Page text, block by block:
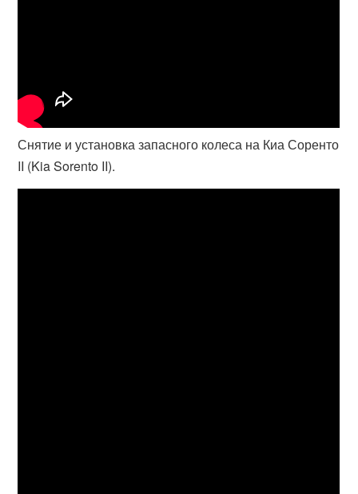
Снятие и установка запасного колеса на Киа Соренто
II (Kia Sorento II).